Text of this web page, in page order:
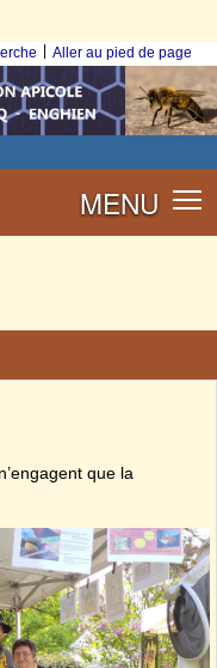
Aller au pied de page
MENU
que la